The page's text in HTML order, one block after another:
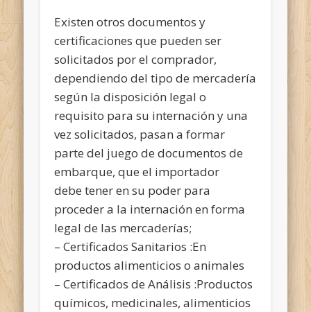
Existen otros documentos y
certificaciones que pueden ser
solicitados por el comprador,
dependiendo del tipo de mercadería
según la disposición legal o
requisito para su internación y una
vez solicitados, pasan a formar
parte del juego de documentos de
embarque, que el importador
debe tener en su poder para
proceder a la internación en forma
legal de las mercaderías;
– Certificados Sanitarios :En
productos alimenticios o animales
– Certificados de Análisis :Productos
químicos, medicinales, alimenticios